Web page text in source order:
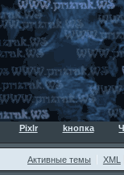
Pixlr kнопка
Активные темы XML